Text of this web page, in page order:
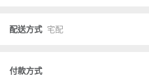
配送方式 宅配
付款方式